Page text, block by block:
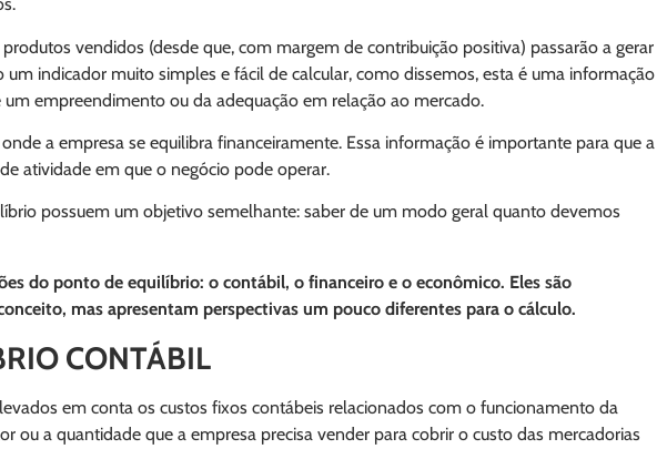
vendidos (desde que, com margem de contribuição positiva) passarão a gerar
um indicador muito simples e fácil de calcular, como dissemos, esta é uma informação
empreendimento ou da adequação em relação ao mercado.
a empresa se equilibra financeiramente. Essa informação é importante para que a
atividade em que o negócio pode operar.
possuem um objetivo semelhante: saber de um modo geral quanto devemos
do ponto de equilíbrio: o contábil, o financeiro e o econômico. Eles são
mas apresentam perspectivas um pouco diferentes para o cálculo.
CONTÁBIL
em conta os custos fixos contábeis relacionados com o funcionamento da
ou a quantidade que a empresa precisa vender para cobrir o custo das mercadorias